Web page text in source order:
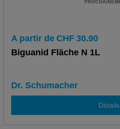
A partir de CHF 30.90
Biguanid Fläche N 1L
Dr. Schumacher
Détails